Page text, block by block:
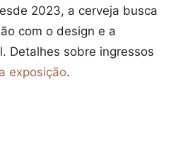
2023, a cerveja busca
com o design e a
Detalhes sobre ingressos
exposição.